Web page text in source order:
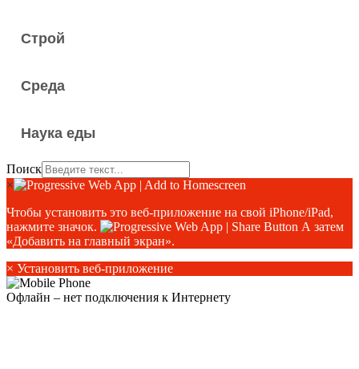
Строй
Среда
Наука еды
Поиск
×
Чтобы установить это веб-приложение на свой iPhone/iPad,
нажмите значок.
А затем
«Добавить на главный экран».
× Установить веб-приложение
Офлайн – нет подключения к Интернету